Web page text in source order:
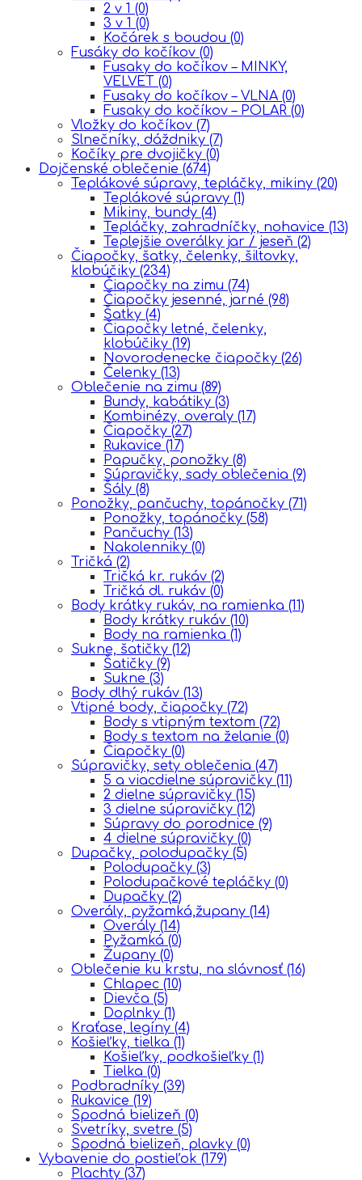
2 v 1 (0)
3 v 1 (0)
Kočárek s boudou (0)
Fusáky do kočíkov (0)
Fusaky do kočíkov – MINKY,
VELVET (0)
Fusaky do kočíkov – VLNA (0)
Fusaky do kočíkov – POLAR (0)
Vložky do kočíkov (7)
Slnečníky, dáždniky (7)
Kočíky pre dvojičky (0)
Dojčenské oblečenie (674)
Teplákové súpravy, tepláčky, mikiny (20)
Teplákové súpravy (1)
Mikiny, bundy (4)
Tepláčky, zahradníčky, nohavice (13)
Teplejšie overálky jar / jeseň (2)
Čiapočky, šatky, čelenky, šiltovky,
klobúčiky (234)
Čiapočky na zimu (74)
Čiapočky jesenné, jarné (98)
Šatky (4)
Čiapočky letné, čelenky,
klobúčiky (19)
Novorodenecke čiapočky (26)
Čelenky (13)
Oblečenie na zimu (89)
Bundy, kabátiky (3)
Kombinézy, overaly (17)
Čiapočky (27)
Rukavice (17)
Papučky, ponožky (8)
Súpravičky, sady oblečenia (9)
Šály (8)
Ponožky, pančuchy, topánočky (71)
Ponožky, topánočky (58)
Pančuchy (13)
Nakolenniky (0)
Tričká (2)
Tričká kr. rukáv (2)
Tričká dl. rukáv (0)
Body krátky rukáv, na ramienka (11)
Body krátky rukáv (10)
Body na ramienka (1)
Sukne, šatičky (12)
Šatičky (9)
Sukne (3)
Body dlhý rukáv (13)
Vtipné body, čiapočky (72)
Body s vtipným textom (72)
Body s textom na želanie (0)
Čiapočky (0)
Súpravičky, sety oblečenia (47)
5 a viacdielne súpravičky (11)
2 dielne súpravičky (15)
3 dielne súpravičky (12)
Súpravy do porodnice (9)
4 dielne súpravičky (0)
Dupačky, polodupačky (5)
Polodupačky (3)
Polodupačkové tepláčky (0)
Dupačky (2)
Overály, pyžamká,župany (14)
Overály (14)
Pyžamká (0)
Župany (0)
Oblečenie ku krstu, na slávnosť (16)
Chlapec (10)
Dievča (5)
Doplnky (1)
Kraťase, legíny (4)
Košieľky, tielka (1)
Košieľky, podkošieľky (1)
Tielka (0)
Podbradníky (39)
Rukavice (19)
Spodná bielizeň (0)
Svetríky, svetre (5)
Spodná bielizeň, plavky (0)
Vybavenie do postieľok (179)
Plachty (37)